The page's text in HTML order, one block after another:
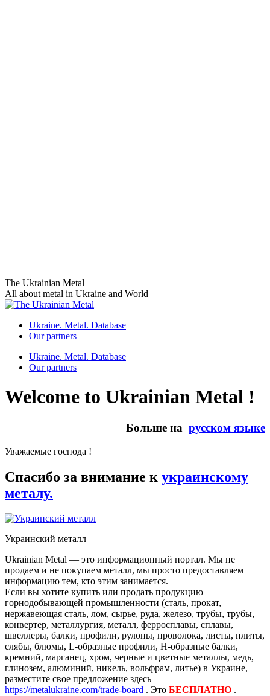
Skip
to
content
The Ukrainian Metal
All about metal in Ukraine and World
Ukraine. Metal. Database
Our partners
Ukraine. Metal. Database
Our partners
Welcome to Ukrainian Metal !
Больше на русском языке
Уважаемые господа !
Спасибо за внимание к украинскому
металу.
Украинский металл
Ukrainian Metal — это информационный портал. Мы не
продаем и не покупаем металл, мы просто предоставляем
информацию тем, кто этим занимается.
Если вы хотите купить или продать продукцию
горнодобывающей промышленности (сталь, прокат,
нержавеющая сталь, лом, сырье, руда, железо, трубы, трубы,
конвертер, металлургия, металл, ферросплавы, сплавы,
швеллеры, балки, профили, рулоны, проволока, листы, плиты,
слябы, блюмы, L-образные профили, H-образные балки,
кремний, марганец, хром, черные и цветные металлы, медь,
глинозем, алюминий, никель, вольфрам, литье) в Украине,
разместите свое предложение здесь —
https://metalukraine.com/trade-board . Это БЕСПЛАТНО .